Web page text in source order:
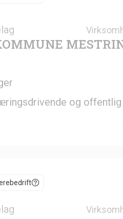
og offentlig